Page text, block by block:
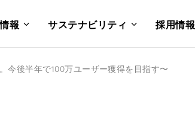
報 サステナビリティ 採用情報
今後半年で100万ユーザー獲得を目指す〜